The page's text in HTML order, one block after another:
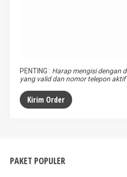
PENTING : Harap mengisi dengan
yang valid dan nomor telepon
PAKET POPULER